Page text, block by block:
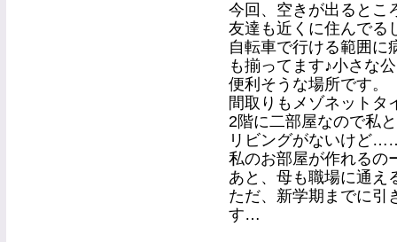
今回、空きが出るとこ
友達も近くに住んでる
自転車で行ける範囲に
も揃ってます♪小さな
便利そうな場所です。
間取りもメゾネットタ
2階に二部屋なので私
リビングがないけど
私のお部屋が作れるの
あと、母も職場に通え
ただ、新学期までに引
す…